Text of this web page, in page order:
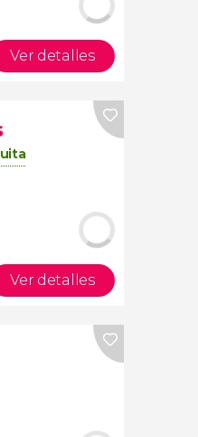
Ver detalles
Ver detalles